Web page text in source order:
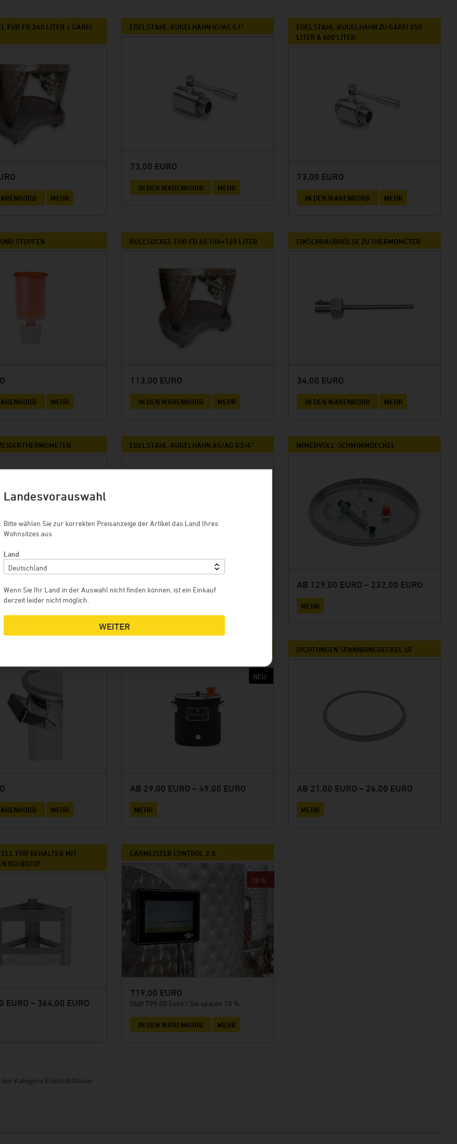
FÜR FD 240 LITER + GÄREI
MEHR
EDELSTAHL-KUGELHAHN IG/AG G1"
73,00 EURO
IN DEN WARENKORB MEHR
EDELSTAHL-KUGELHAHN ZU GÄREI 250
LITER & 600 LITER
73,00 EURO
IN DEN WARENKORB MEHR
STOPFEN
MEHR
ROLLSOCKEL FÜR FD 60,100+120 LITER
113,00 EURO
IN DEN WARENKORB MEHR
EINSCHRAUBHÜLSE ZU THERMOMETER
34,00 EURO
IN DEN WARENKORB MEHR
EDELSTAHL-KUGELHAHN AG/AG G3/4" IMMERVOLL-SCHWIMMDECKEL
AB 129,00 EURO – 232,00 EURO
MEHR
MEHR
AB 29,00 EURO – 49,00 EURO
MEHR
DICHTUNGEN SPANNRINGDECKEL UF
AB 21,00 EURO – 26,00 EURO
MEHR
FÜR BEHÄLTER MIT
BO/BD/UF
EURO – 364,00 EURO
GÄRMEISTER CONTROL 2.0
10 %
719,00 EURO
Statt 799,00 Euro / Sie sparen 10 %
IN DEN WARENKORB MEHR
der Kategorie Edelstahlfässer
Landesvorauswahl
Bitte wählen Sie zur korrekten Preisanzeige der Artikel das Land Ihres
Wohnsitzes aus
Land
Wenn Sie Ihr Land in der Auswahl nicht finden können, ist ein Einkauf
derzeit leider nicht möglich.
WEITER